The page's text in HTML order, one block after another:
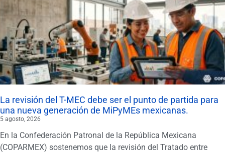
La revisión del T-MEC debe ser el punto de partida para
una nueva generación de MiPyMEs mexicanas.
5 agosto, 2026
En la Confederación Patronal de la República Mexicana
(COPARMEX) sostenemos que la revisión del Tratado entre